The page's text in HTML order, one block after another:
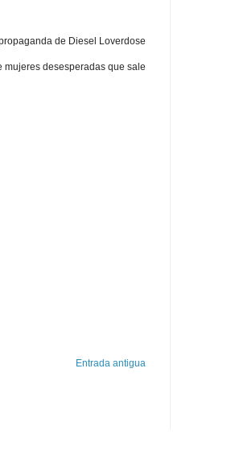
de Diesel Loverdose
mujeres desesperadas que sale
Entrada antigua